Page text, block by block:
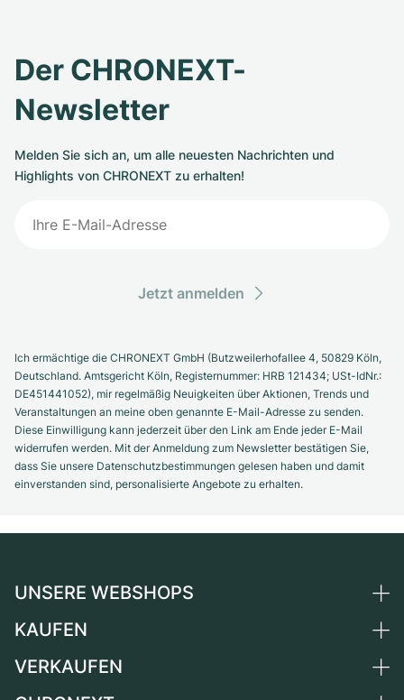
Der CHRONEXT-
Newsletter
Melden Sie sich an, um alle neuesten Nachrichten und
Highlights von CHRONEXT zu erhalten!
Jetzt anmelden
Ich ermächtige die CHRONEXT GmbH (Butzweilerhofallee 4, 50829 Köln,
Deutschland. Amtsgericht Köln, Registernummer: HRB 121434; USt-IdNr.:
DE451441052), mir regelmäßig Neuigkeiten über Aktionen, Trends und
Veranstaltungen an meine oben genannte E-Mail-Adresse zu senden.
Diese Einwilligung kann jederzeit über den Link am Ende jeder E-Mail
widerrufen werden. Mit der Anmeldung zum Newsletter bestätigen Sie,
dass Sie unsere Datenschutzbestimmungen gelesen haben und damit
einverstanden sind, personalisierte Angebote zu erhalten.
UNSERE WEBSHOPS
Deutschland
KAUFEN
Alle Luxusuhren
VERKAUFEN